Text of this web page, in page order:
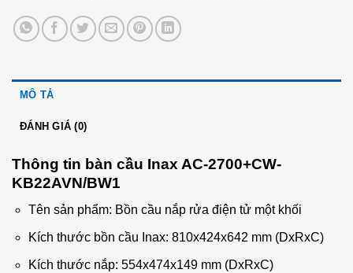
MÔ TẢ
ĐÁNH GIÁ (0)
Thông tin bàn cầu Inax AC-2700+CW-
KB22AVN/BW1
Tên sản phẩm: Bồn cầu nắp rửa điện tử một khối
Kích thước bồn cầu Inax: 810x424x642 mm (DxRxC)
Kích thước nắp: 554x474x149 mm (DxRxC)